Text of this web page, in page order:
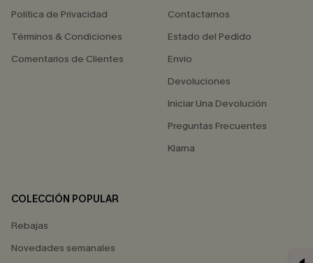
Política de Privacidad
Términos & Condiciones
Comentarios de Clientes
Contactarnos
Estado del Pedido
Envío
Devoluciones
Iniciar Una Devolución
Preguntas Frecuentes
Klarna
COLECCIÓN POPULAR
Rebajas
Novedades semanales